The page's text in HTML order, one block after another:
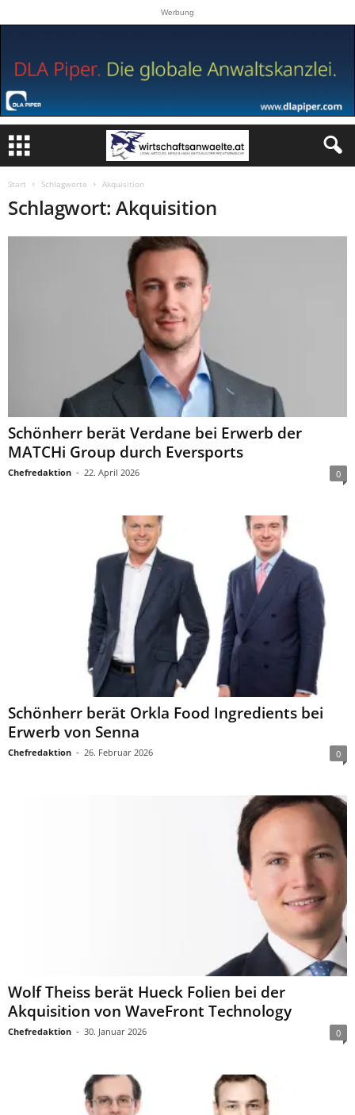
Werbung
Start Schlagworte Akquisition
Schlagwort: Akquisition
Schönherr berät Verdane bei Erwerb der
MATCHi Group durch Eversports
Chefredaktion - 22. April 2026 0
Schönherr berät Orkla Food Ingredients bei
Erwerb von Senna
Chefredaktion - 26. Februar 2026 0
Wolf Theiss berät Hueck Folien bei der
Akquisition von WaveFront Technology
Chefredaktion - 30. Januar 2026 0